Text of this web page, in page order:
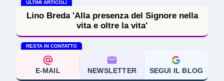
ULTIMI ARTICOLI
Lino Breda 'Alla presenza del Signore nella
vita e oltre la vita'
RESTA IN CONTATTO
E-MAIL NEWSLETTER SEGUI IL BLOG